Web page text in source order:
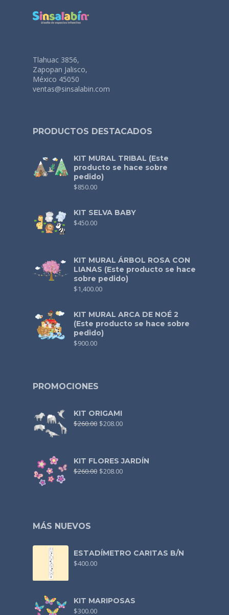
Tlahuac 3856,
Zapopan Jalisco,
México 45050
ventas@sinsalabin.com
PRODUCTOS DESTACADOS
KIT MURAL TRIBAL (Este
producto se hace sobre
pedido)
$850.00
KIT SELVA BABY
$450.00
KIT MURAL ÁRBOL ROSA CON
LIANAS (Este producto se hace
sobre pedido)
$1,400.00
KIT MURAL ARCA DE NOÉ 2
(Este producto se hace sobre
pedido)
$900.00
PROMOCIONES
KIT ORIGAMI
$260.00 $208.00
KIT FLORES JARDÍN
$260.00 $208.00
MÁS NUEVOS
ESTADÍMETRO CARITAS B/N
$400.00
KIT MARIPOSAS
$300.00